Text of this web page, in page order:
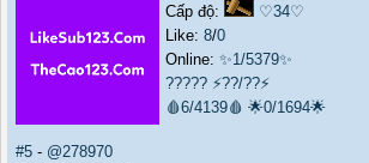
Cấp độ:
♡34♡
Like: 8/0
Online: ✨1/5379✨
????? ⚡??/??⚡
🩸6/4139🩸 🌟0/1694🌟
#5 - @278970